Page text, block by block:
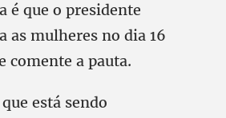
é que o presidente
as mulheres no dia 16
comente a pauta.
está sendo